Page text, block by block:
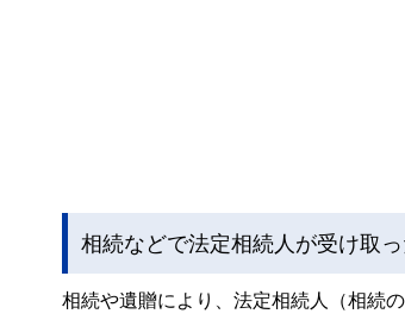
相続などで法定相続人が受け取
相続や遺贈により、法定相続人（相続